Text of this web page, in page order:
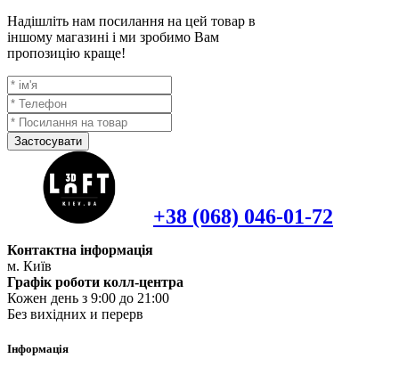
Надішліть нам посилання на цей товар в
іншому магазині і ми зробимо Вам
пропозицію краще!
Застосувати
+38 (068) 046-01-72
Контактна інформація
м. Київ
Графік роботи колл-центра
Кожен день з 9:00 до 21:00
Без вихідних и перерв
Інформація